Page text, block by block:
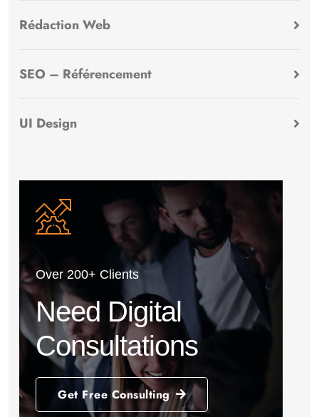
Rédaction Web
SEO – Référencement
UI Design
Over 200+ Clients
Need Digital
Consultations
Get Free Consulting